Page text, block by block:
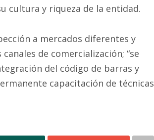
cultura y riqueza de la entidad.
a mercados diferentes y
de comercialización; “se
del código de barras y
capacitación de técnicas